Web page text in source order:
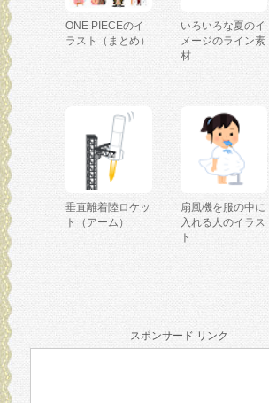
ONE PIECEのイ
ラスト（まとめ）
いろいろな夏のイ
メージのライン素
材
垂直離着陸ロケッ
ト（アーム）
扇風機を服の中に
入れる人のイラス
ト
スポンサード リンク